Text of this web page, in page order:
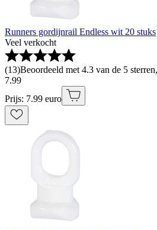
Runners gordijnrail Endless wit 20 stuks
Veel verkocht
(13)Beoordeeld met 4.3 van de 5
7.99
Prijs: 7.99 euro